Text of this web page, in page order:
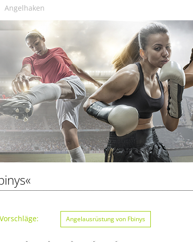
Angelhaken
Vorschläge: Angelausrüstung von Fbinys